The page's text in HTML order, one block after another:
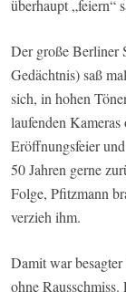
überhaupt „feiern“
Der große Berliner
Gedächtnis) saß
sich, in hohen
laufenden
Eröffnungsfeier
50 Jahren gerne
Folge, Pfitzmann
verzieh ihm.
Damit war
ohne